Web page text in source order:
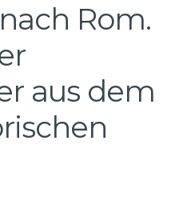
Rom.
aus dem